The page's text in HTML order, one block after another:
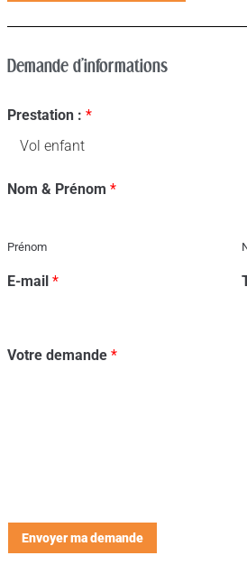
Demande d'informations
Prestation : *
Nom & Prénom *
Prénom
E-mail *
Votre demande *
Envoyer ma demande